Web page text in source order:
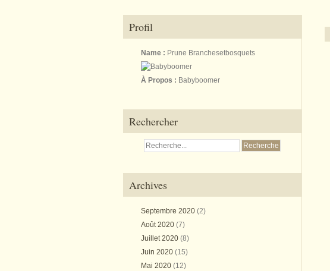
Profil
Name : Prune Branchesetbosquets
À Propos : Babyboomer
Rechercher
Archives
Septembre 2020 (2)
Août 2020 (7)
Juillet 2020 (8)
Juin 2020 (15)
Mai 2020 (12)